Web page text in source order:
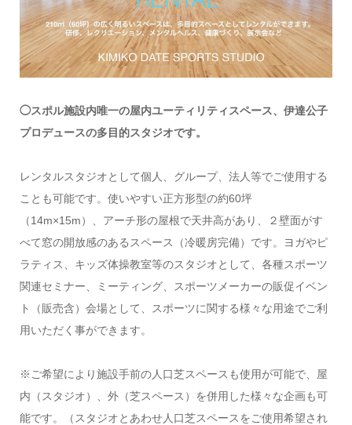
◯スポル施設内唯一の屋内ユーティリティスペース、伊達公子
プロデュースの多目的スタジオです。
レンタルスタジオとして個人、グループ、法人等でご使用する
ことも可能です。使いやすい正方形型の約60坪
（14m×15m）、アーチ形の屋根で天井高があり、２壁面がす
べて窓の開放感のあるスペース（冷暖房完備）です。​ヨガやピ
ラティス、キッズ体操教室等のスタジオとして、各種スポーツ
関連セミナー、ミーティング、スポーツメーカーの販促イベン
ト（販売含）会場として、スポーツに関する様々な用途でご利
用いただく事ができます。​
※ご希望により施設手前の人口芝スペースも使用が可能で、屋
内（スタジオ）、外（芝スペース）を併用した様々な企画も可
能です。（スタジオとあわせ人口芝スペースをご使用希望され